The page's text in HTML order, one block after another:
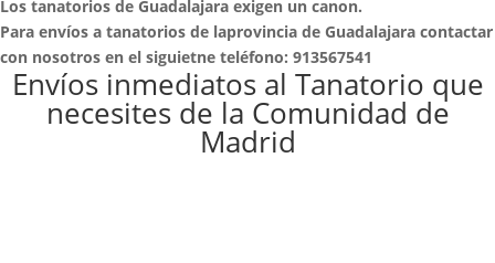
Los tanatorios de Guadalajara exigen un canon.
Para envíos a tanatorios de laprovincia de Guadalajara contactar
con nosotros en el siguietne teléfono: 913567541
Envíos inmediatos al Tanatorio que
necesites de la Comunidad de
Madrid